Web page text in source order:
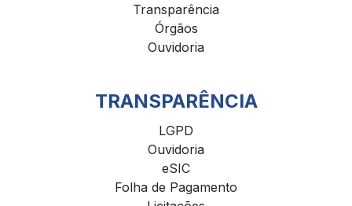
Transparência
Órgãos
Ouvidoria
TRANSPARÊNCIA
LGPD
Ouvidoria
eSIC
Folha de Pagamento